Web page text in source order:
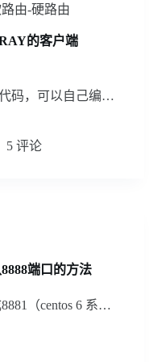
由-硬路由
的客户端
码，可以自己编…
5 评论
端口的方法
（centos 6 系…